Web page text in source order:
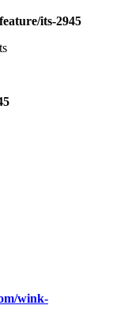
its-2945
wink-